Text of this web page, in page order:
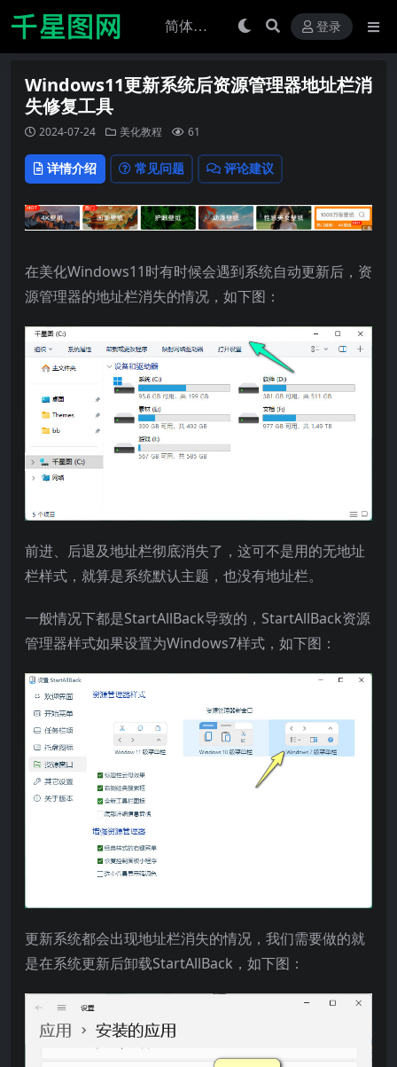
登录
Windows11更新系统后资源管理器地址栏消
失修复工具
2024-07-24 美化教程 61
详情介绍 常见问题 评论建议
在美化Windows11时有时候会遇到系统自动更新后，资
源管理器的地址栏消失的情况，如下图：
前进、后退及地址栏彻底消失了，这可不是用的无地址
栏样式，就算是系统默认主题，也没有地址栏。
一般情况下都是StartAllBack导致的，StartAllBack资源
管理器样式如果设置为Windows7样式，如下图：
更新系统都会出现地址栏消失的情况，我们需要做的就
是在系统更新后卸载StartAllBack，如下图：